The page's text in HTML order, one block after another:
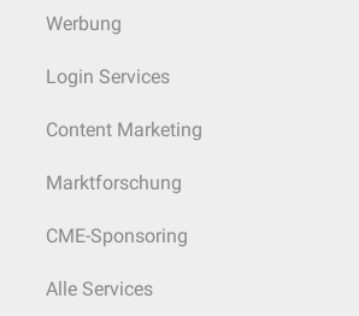
Werbung
Login Services
Content Marketing
Marktforschung
CME-Sponsoring
Alle Services